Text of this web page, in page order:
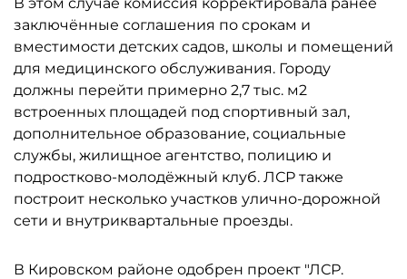
заключённые соглашения по срокам и
вместимости детских садов, школы и помещений
для медицинского обслуживания. Городу
должны перейти примерно 2,7 тыс. м2
встроенных площадей под спортивный зал,
дополнительное образование, социальные
службы, жилищное агентство, полицию и
подростково-молодёжный клуб. ЛСР также
построит несколько участков улично-дорожной
сети и внутриквартальные проезды.
В Кировском районе одобрен проект "ЛСР.